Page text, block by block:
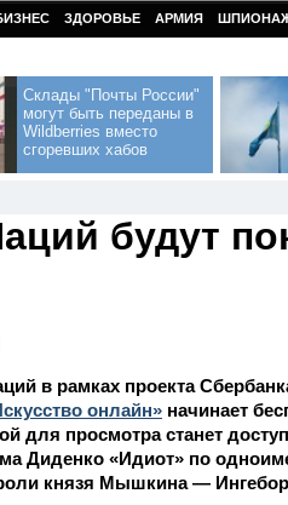
ЗДОРОВЬЕ АРМИЯ
Склады "Почты России"
могут быть переданы в
Wildberries вместо
сгоревших хабов
будут
в рамках проекта
онлайн» начинает
для просмотра станет
Диденко «Идиот» по
князя Мышкина —